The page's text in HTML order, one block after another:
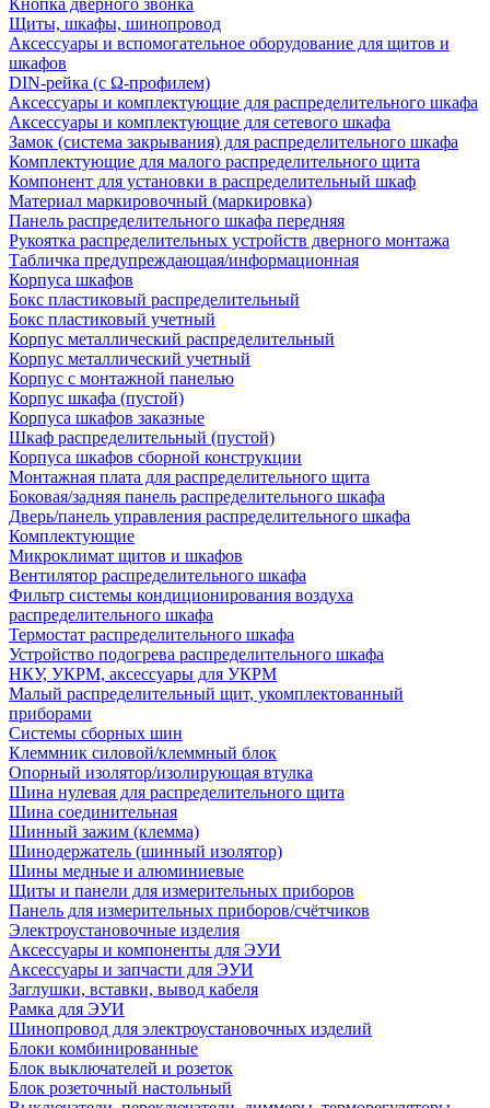
Кнопка дверного звонка
Щиты, шкафы, шинопровод
Аксессуары и вспомогательное оборудование для щитов и
шкафов
DIN-рейка (с Ω-профилем)
Аксессуары и комплектующие для распределительного шкафа
Аксессуары и комплектующие для сетевого шкафа
Замок (система закрывания) для распределительного шкафа
Комплектующие для малого распределительного щита
Компонент для установки в распределительный шкаф
Материал маркировочный (маркировка)
Панель распределительного шкафа передняя
Рукоятка распределительных устройств дверного монтажа
Табличка предупреждающая/информационная
Корпуса шкафов
Бокс пластиковый распределительный
Бокс пластиковый учетный
Корпус металлический распределительный
Корпус металлический учетный
Корпус с монтажной панелью
Корпус шкафа (пустой)
Корпуса шкафов заказные
Шкаф распределительный (пустой)
Корпуса шкафов сборной конструкции
Монтажная плата для распределительного щита
Боковая/задняя панель распределительного шкафа
Дверь/панель управления распределительного шкафа
Комплектующие
Микроклимат щитов и шкафов
Вентилятор распределительного шкафа
Фильтр системы кондиционирования воздуха
распределительного шкафа
Термостат распределительного шкафа
Устройство подогрева распределительного шкафа
НКУ, УКРМ, аксессуары для УКРМ
Малый распределительный щит, укомплектованный
приборами
Системы сборных шин
Клеммник силовой/клеммный блок
Опорный изолятор/изолирующая втулка
Шина нулевая для распределительного щита
Шина соединительная
Шинный зажим (клемма)
Шинодержатель (шинный изолятор)
Шины медные и алюминиевые
Щиты и панели для измерительных приборов
Панель для измерительных приборов/счётчиков
Электроустановочные изделия
Аксессуары и компоненты для ЭУИ
Аксессуары и запчасти для ЭУИ
Заглушки, вставки, вывод кабеля
Рамка для ЭУИ
Шинопровод для электроустановочных изделий
Блоки комбинированные
Блок выключателей и розеток
Блок розеточный настольный